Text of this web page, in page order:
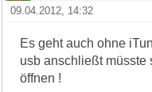
09.04.2012, 14:32
Es geht auch ohne
usb anschließt müsste
öffnen !